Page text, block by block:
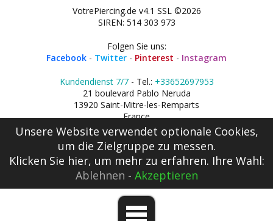
VotrePiercing.de v4.1 SSL ©2026
SIREN: 514 303 973
Folgen Sie uns:
Facebook - Twitter - Pinterest - Instagram
Kundendienst 7/7- Tel.: +33652697953
21 boulevard Pablo Neruda
13920 Saint-Mitre-les-Remparts
France
Unsere Website verwendet optionale Cookies,
um die Zielgruppe zu messen.
Klicken Sie hier, um mehr zu erfahren. Ihre Wahl:
Ablehnen - Akzeptieren